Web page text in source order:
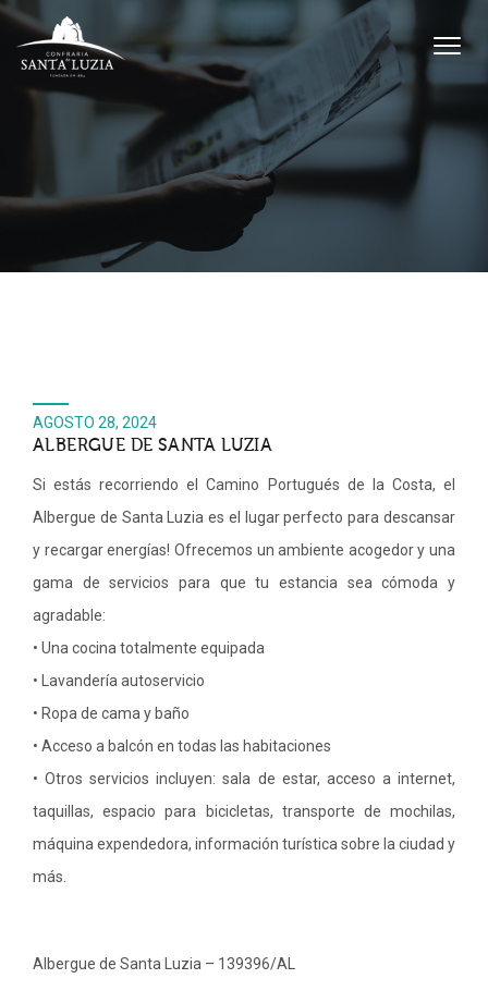
AGOSTO 28, 2024
ALBERGUE DE SANTA LUZIA
Si estás recorriendo el Camino Portugués de la Costa, el
Albergue de Santa Luzia es el lugar perfecto para descansar
y recargar energías! Ofrecemos un ambiente acogedor y una
gama de servicios para que tu estancia sea cómoda y
agradable:
• Una cocina totalmente equipada
• Lavandería autoservicio
• Ropa de cama y baño
• Acceso a balcón en todas las habitaciones
• Otros servicios incluyen: sala de estar, acceso a internet,
taquillas, espacio para bicicletas, transporte de mochilas,
máquina expendedora, información turística sobre la ciudad y
más.
Albergue de Santa Luzia – 139396/AL